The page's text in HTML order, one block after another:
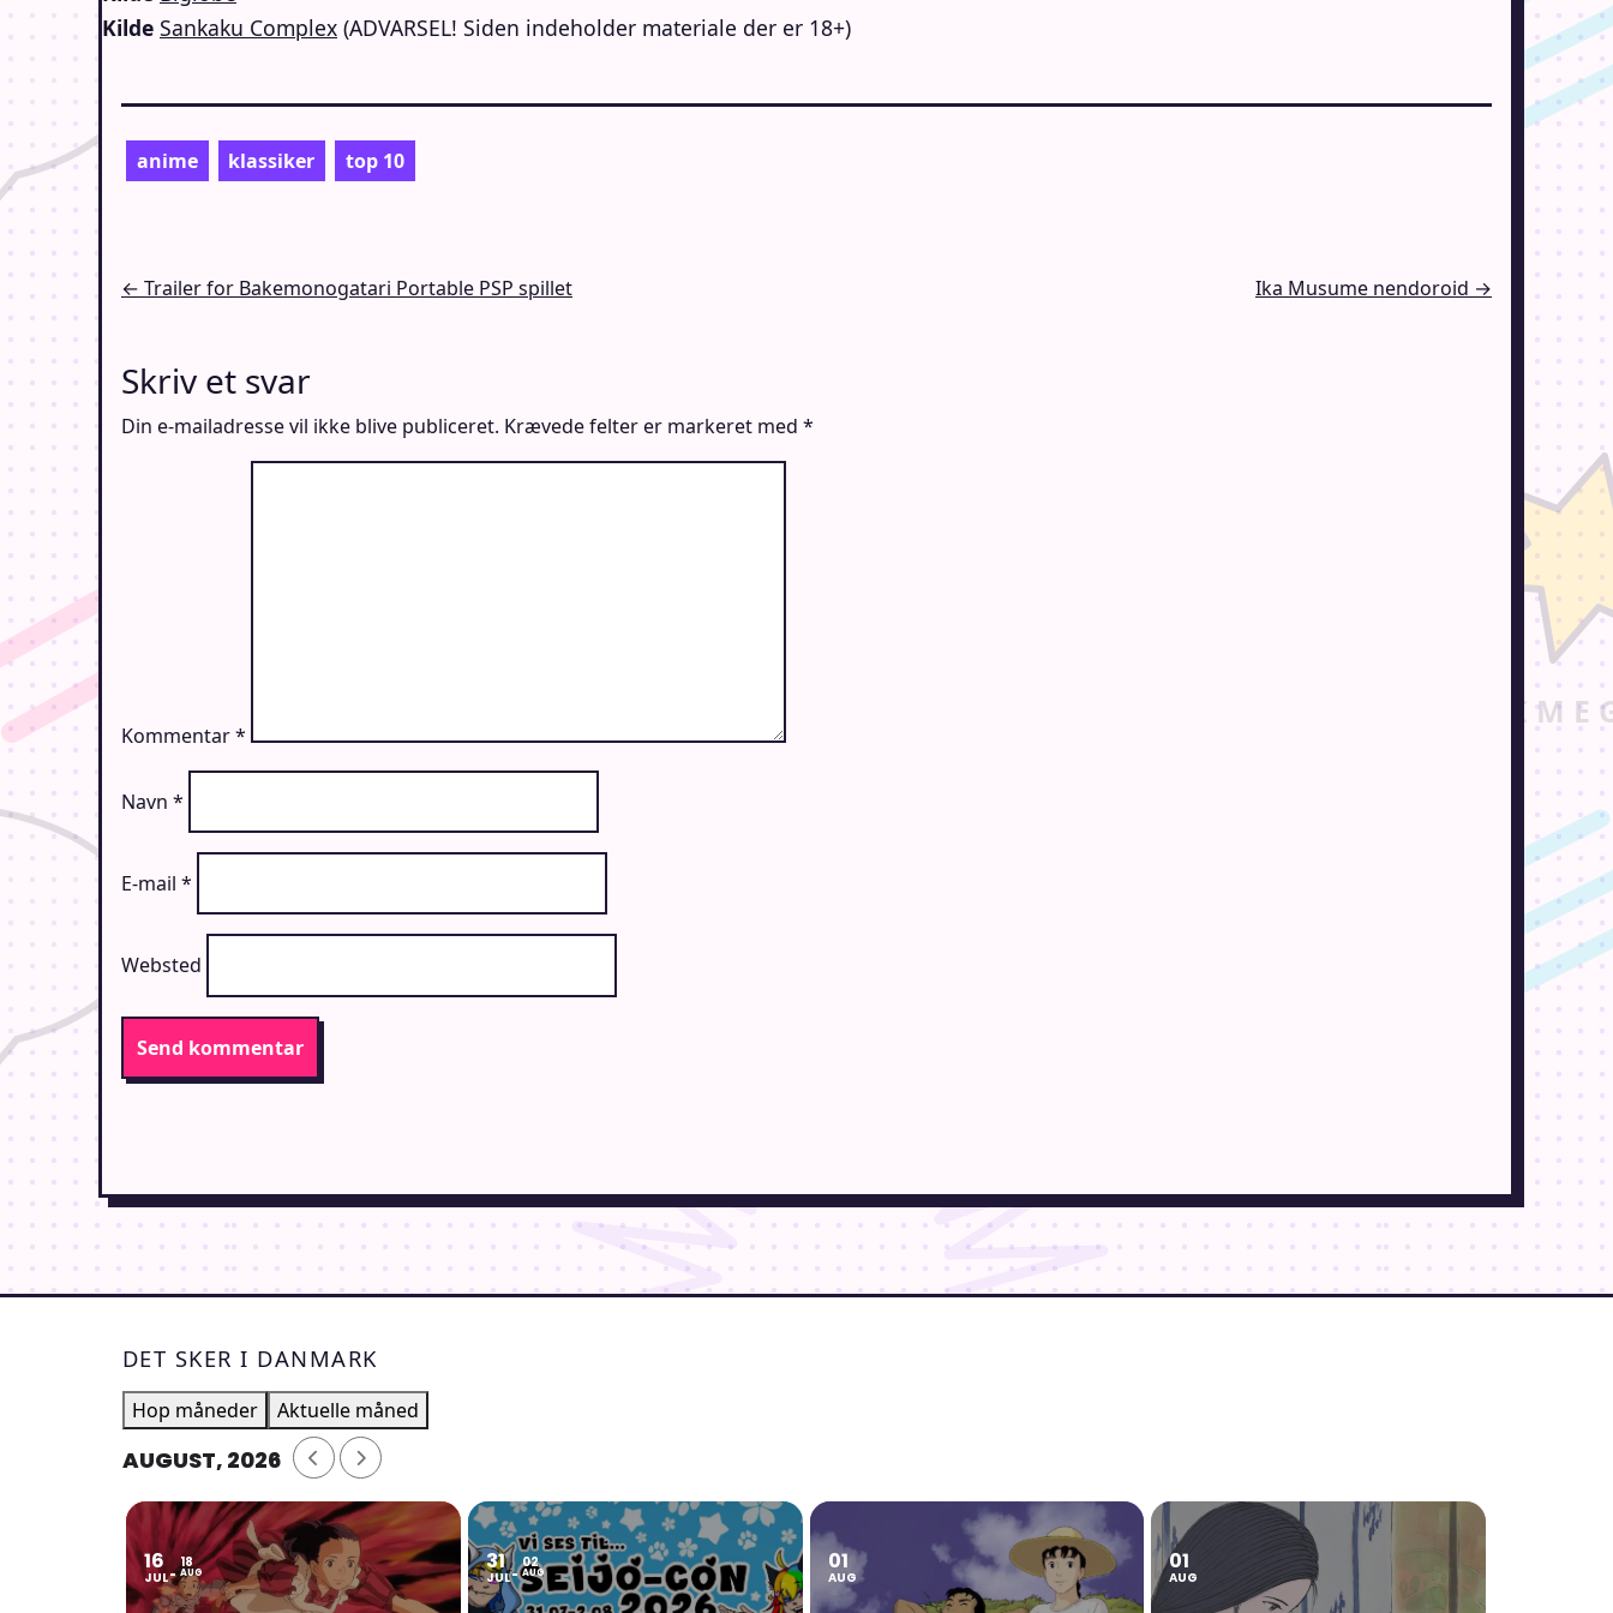
Kilde Sankaku Complex (ADVARSEL! Siden indeholder materiale der er 18+)
anime klassiker top 10
Indlægsnavigation
← Trailer for Bakemonogatari Portable PSP spillet Ika Musume nendoroid →
Skriv et svar
Din e-mailadresse vil ikke blive publiceret. Krævede felter er markeret med *
Kommentar*
Navn *
E-mail *
Websted
DET SKER I DANMARK
Hop måneder Aktuelle måned
AUGUST, 2026
16
JUL
18
AUG 31
JUL
02
AUG 01
AUG
01
AUG